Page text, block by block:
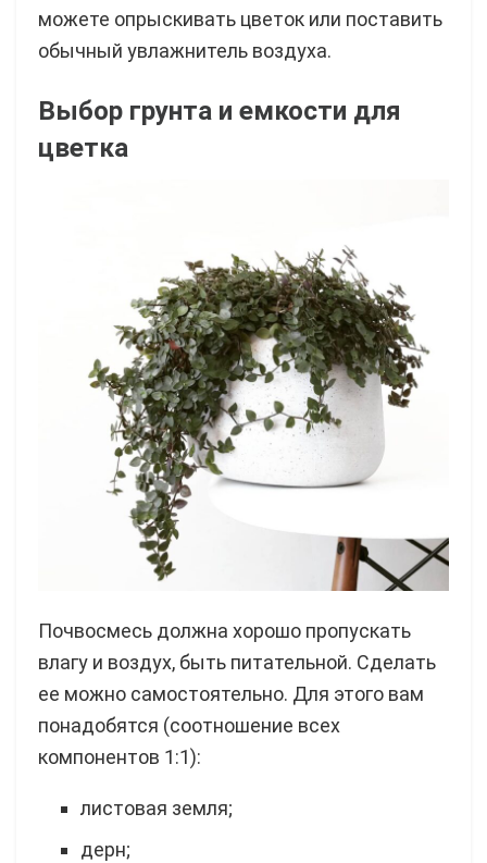
можете опрыскивать цветок или поставить
обычный увлажнитель воздуха.
Выбор грунта и емкости для
цветка
Почвосмесь должна хорошо пропускать
влагу и воздух, быть питательной. Сделать
ее можно самостоятельно. Для этого вам
понадобятся (соотношение всех
компонентов 1:1):
листовая земля;
дерн;